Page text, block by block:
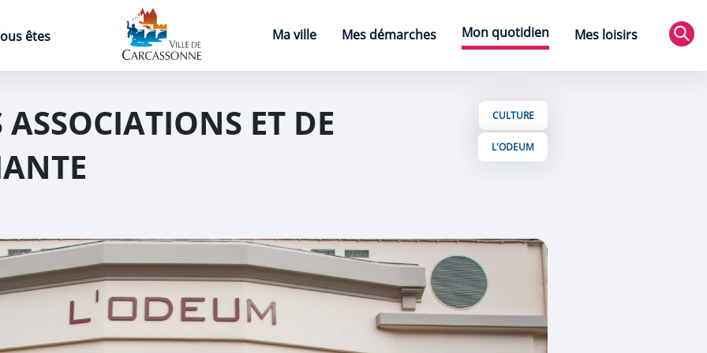
êtes
Page d'accueil
Ma ville
Mes démarches Mon quotidien
Mes loisirs
ET DE
CULTURE
L'ODEUM